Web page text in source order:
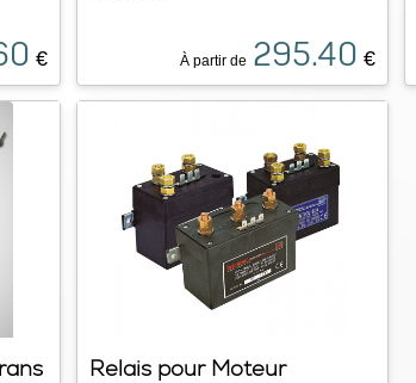
€ À partir de 295.40 €
Relais pour Moteur